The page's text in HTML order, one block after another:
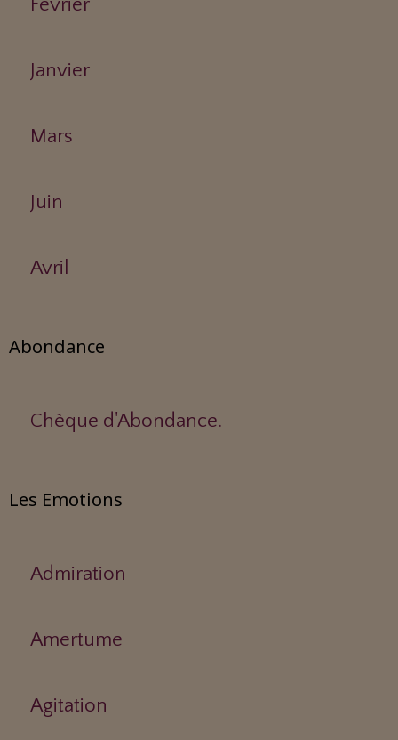
Février
Janvier
Mars
Juin
Avril
Abondance
Chèque d'Abondance.
Les Emotions
Admiration
Amertume
Agitation